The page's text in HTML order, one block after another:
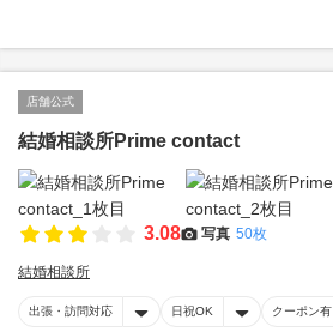
店舗公式
結婚相談所Prime contact
3.08 写真 50枚
結婚相談所
出張・訪問対応 日祝OK クーポン有